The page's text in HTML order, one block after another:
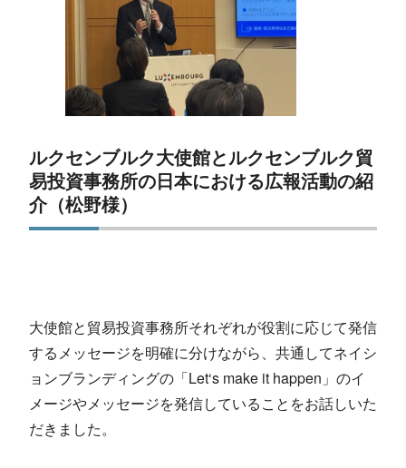
ルクセンブルク大使館とルクセンブルク貿
易投資事務所の日本における広報活動の紹
介（松野様）
大使館と貿易投資事務所それぞれが役割に応じて発信
するメッセージを明確に分けながら、共通してネイシ
ョンブランディングの「Let‘s make it happen」のイ
メージやメッセージを発信していることをお話しいた
だきました。